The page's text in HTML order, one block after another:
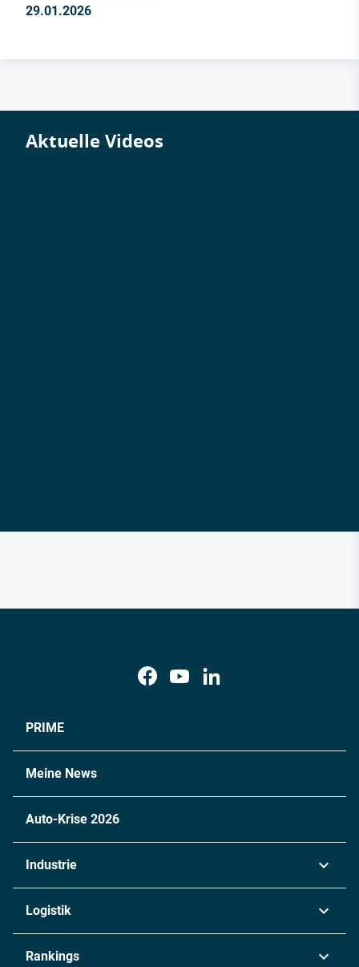
29.01.2026
Aktuelle Videos
PRIME
Meine News
Auto-Krise 2026
Industrie
Chemie
Logistik
Rankings